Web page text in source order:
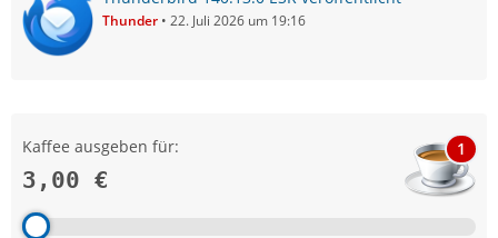
Thunder 22. Juli 2026 um 19:16
Kaffee ausgeben für:
3,00 €
1